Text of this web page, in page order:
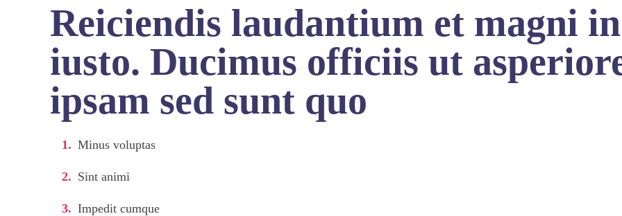
Reiciendis laudantium et magni
iusto. Ducimus officiis ut
ipsam sed sunt quo
Minus voluptas
Sint animi
Impedit cumque